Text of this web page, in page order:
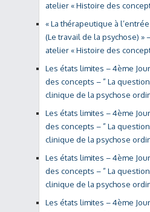
atelier « Histoire des
« La thérapeutique à
(Le travail de la psychose) »
atelier « Histoire des
Les états limites – 4ème
des concepts – ” La
clinique de la psychose
Les états limites – 4ème
des concepts – ” La
clinique de la psychose
Les états limites – 4ème
des concepts – ” La
clinique de la psychose
Les états limites – 4ème